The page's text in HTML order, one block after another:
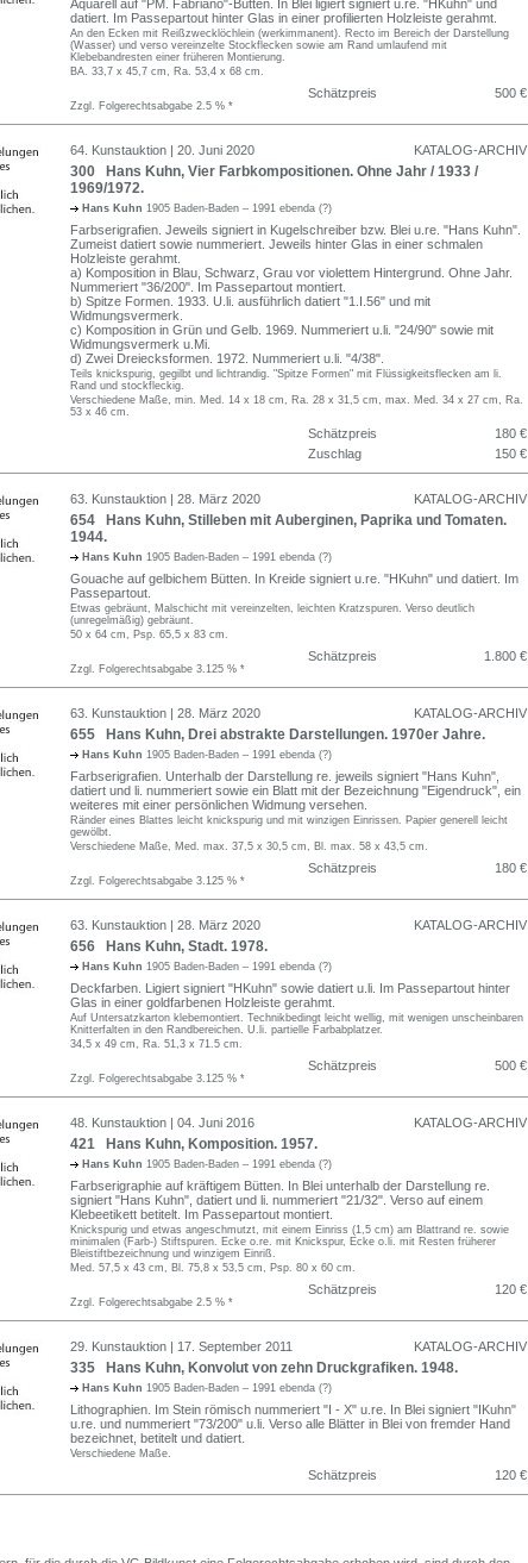
Aquarell auf "PM. Fabriano"-Bütten. In Blei ligiert signiert u.re. "HKuhn" und
datiert. Im Passepartout hinter Glas in einer profilierten Holzleiste gerahmt.
An den Ecken mit Reißzwecklöchlein (werkimmanent). Recto im Bereich der Darstellung
(Wasser) und verso vereinzelte Stockflecken sowie am Rand umlaufend mit
Klebebandresten einer früheren Montierung.
BA. 33,7 x 45,7 cm, Ra. 53,4 x 68 cm.
Schätzpreis 500 €
Zzgl. Folgerechtsabgabe 2.5 % *
64. Kunstauktion | 20. Juni 2020 KATALOG-ARCHIV
300 Hans Kuhn, Vier Farbkompositionen. Ohne Jahr / 1933 /
1969/1972.
Hans Kuhn 1905 Baden-Baden – 1991 ebenda (?)
Farbserigrafien. Jeweils signiert in Kugelschreiber bzw. Blei u.re. "Hans Kuhn".
Zumeist datiert sowie nummeriert. Jeweils hinter Glas in einer schmalen
Holzleiste gerahmt.
a) Komposition in Blau, Schwarz, Grau vor violettem Hintergrund. Ohne Jahr.
Nummeriert "36/200". Im Passepartout montiert.
b) Spitze Formen. 1933. U.li. ausführlich datiert "1.I.56" und mit
Widmungsvermerk.
c) Komposition in Grün und Gelb. 1969. Nummeriert u.li. "24/90" sowie mit
Widmungsvermerk u.Mi.
d) Zwei Dreiecksformen. 1972. Nummeriert u.li. "4/38".
Teils knickspurig, gegilbt und lichtrandig. "Spitze Formen" mit Flüssigkeitsflecken am li.
Rand und stockfleckig.
Verschiedene Maße, min. Med. 14 x 18 cm, Ra. 28 x 31,5 cm, max. Med. 34 x 27 cm, Ra.
53 x 46 cm.
Schätzpreis
180 €
Zuschlag
150 €
63. Kunstauktion | 28. März 2020 KATALOG-ARCHIV
654 Hans Kuhn, Stilleben mit Auberginen, Paprika und Tomaten.
1944.
Hans Kuhn 1905 Baden-Baden – 1991 ebenda (?)
Gouache auf gelbichem Bütten. In Kreide signiert u.re. "HKuhn" und datiert. Im
Passepartout.
Etwas gebräunt, Malschicht mit vereinzelten, leichten Kratzspuren. Verso deutlich
(unregelmäßig) gebräunt.
50 x 64 cm, Psp. 65,5 x 83 cm.
Schätzpreis 1.800 €
Zzgl. Folgerechtsabgabe 3.125 % *
63. Kunstauktion | 28. März 2020 KATALOG-ARCHIV
655 Hans Kuhn, Drei abstrakte Darstellungen. 1970er Jahre.
Hans Kuhn 1905 Baden-Baden – 1991 ebenda (?)
Farbserigrafien. Unterhalb der Darstellung re. jeweils signiert "Hans Kuhn",
datiert und li. nummeriert sowie ein Blatt mit der Bezeichnung "Eigendruck", ein
weiteres mit einer persönlichen Widmung versehen.
Ränder eines Blattes leicht knickspurig und mit winzigen Einrissen. Papier generell leicht
gewölbt.
Verschiedene Maße, Med. max. 37,5 x 30,5 cm, Bl. max. 58 x 43,5 cm.
Schätzpreis 180 €
Zzgl. Folgerechtsabgabe 3.125 % *
63. Kunstauktion | 28. März 2020 KATALOG-ARCHIV
656 Hans Kuhn, Stadt. 1978.
Hans Kuhn 1905 Baden-Baden – 1991 ebenda (?)
Deckfarben. Ligiert signiert "HKuhn" sowie datiert u.li. Im Passepartout hinter
Glas in einer goldfarbenen Holzleiste gerahmt.
Auf Untersatzkarton klebemontiert. Technikbedingt leicht wellig, mit wenigen unscheinbaren
Knitterfalten in den Randbereichen. U.li. partielle Farbabplatzer.
34,5 x 49 cm, Ra. 51,3 x 71.5 cm.
Schätzpreis 500 €
Zzgl. Folgerechtsabgabe 3.125 % *
48. Kunstauktion | 04. Juni 2016 KATALOG-ARCHIV
421 Hans Kuhn, Komposition. 1957.
Hans Kuhn 1905 Baden-Baden – 1991 ebenda (?)
Farbserigraphie auf kräftigem Bütten. In Blei unterhalb der Darstellung re.
signiert "Hans Kuhn", datiert und li. nummeriert "21/32". Verso auf einem
Klebeetikett betitelt. Im Passepartout montiert.
Knickspurig und etwas angeschmutzt, mit einem Einriss (1,5 cm) am Blattrand re. sowie
minimalen (Farb-) Stiftspuren. Ecke o.re. mit Knickspur, Ecke o.li. mit Resten früherer
Bleistiftbezeichnung und winzigem Einriß.
Med. 57,5 x 43 cm, Bl. 75,8 x 53,5 cm, Psp. 80 x 60 cm.
Schätzpreis 120 €
Zzgl. Folgerechtsabgabe 2.5 % *
29. Kunstauktion | 17. September 2011 KATALOG-ARCHIV
335 Hans Kuhn, Konvolut von zehn Druckgrafiken. 1948.
Hans Kuhn 1905 Baden-Baden – 1991 ebenda (?)
Lithographien. Im Stein römisch nummeriert "I - X" u.re. In Blei signiert "IKuhn"
u.re. und nummeriert "73/200" u.li. Verso alle Blätter in Blei von fremder Hand
bezeichnet, betitelt und datiert.
Verschiedene Maße.
Schätzpreis 120 €